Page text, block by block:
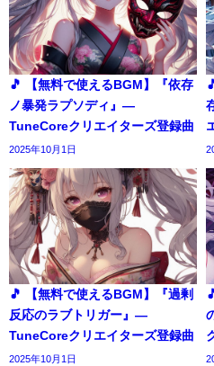
🎵 【無料で使えるBGM】『依存
ノ暴発ラプソディ』―
TuneCoreクリエイターズ登録曲
2025年10月1日
🎵 【無料で使えるBGM】『過剰
反応のラブトリガー』―
TuneCoreクリエイターズ登録曲
2025年10月1日